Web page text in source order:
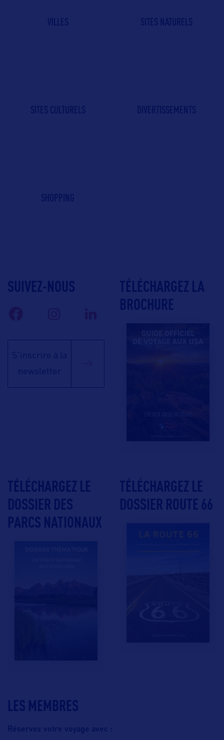
VILLES SITES NATURELS
SITES CULTURELS DIVERTISSEMENTS
SHOPPING
LES MEMBRES
Réservez votre voyage avec :
SUIVEZ-NOUS
S'inscrire à la
newsletter
TÉLÉCHARGEZ LA
BROCHURE
TÉLÉCHARGEZ LE
DOSSIER DES
PARCS NATIONAUX
TÉLÉCHARGEZ LE
DOSSIER ROUTE 66